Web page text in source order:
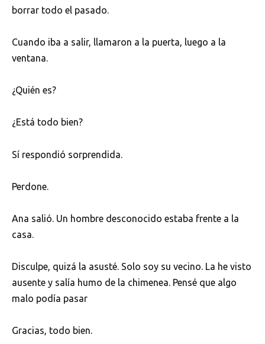
borrar todo el pasado.
Cuando iba a salir, llamaron a la puerta, luego a la
ventana.
¿Quién es?
¿Está todo bien?
Sí respondió sorprendida.
Perdone.
Ana salió. Un hombre desconocido estaba frente a la
casa.
Disculpe, quizá la asusté. Solo soy su vecino. La he visto
ausente y salía humo de la chimenea. Pensé que algo
malo podía pasar
Gracias, todo bien.